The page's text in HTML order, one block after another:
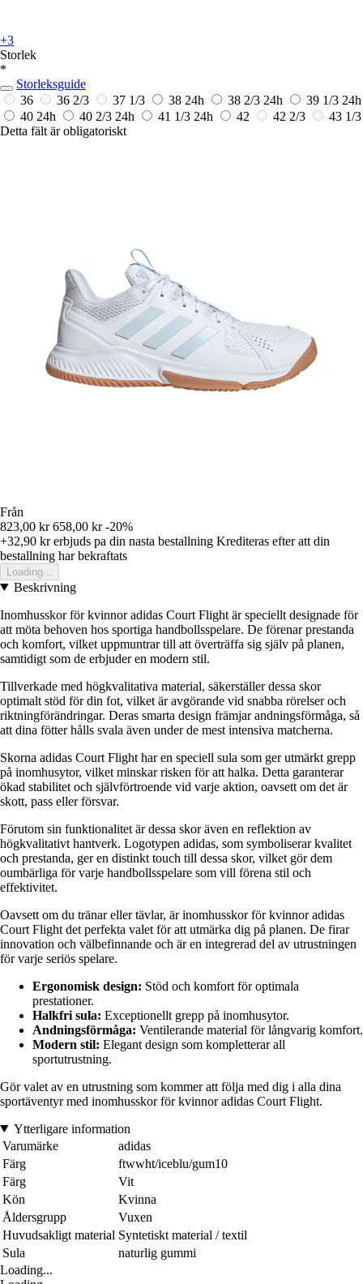
+3
Storlek
*
Storleksguide
36
36 2/3 37 1/3 38 24h 38 2/3 24h 39 1/3 24h
40 24h 40 2/3 24h 41 1/3 24h 42 42 2/3
43 1/3
Detta fält är obligatoriskt
Från
823,00 kr 658,00 kr -20%
+32,90 krerbjuds pa din nasta bestallning Krediteras efter att din
bestallning har bekraftats
Loading...
Beskrivning
Inomhusskor för kvinnor adidas Court Flight är speciellt designade för
att möta behoven hos sportiga handbollsspelare. De förenar prestanda
och komfort, vilket uppmuntrar till att överträffa sig själv på planen,
samtidigt som de erbjuder en modern stil.
Tillverkade med högkvalitativa material, säkerställer dessa skor
optimalt stöd för din fot, vilket är avgörande vid snabba rörelser och
riktningförändringar. Deras smarta design främjar andningsförmåga, så
att dina fötter hålls svala även under de mest intensiva matcherna.
Skorna adidas Court Flight har en speciell sula som ger utmärkt grepp
på inomhusytor, vilket minskar risken för att halka. Detta garanterar
ökad stabilitet och självförtroende vid varje aktion, oavsett om det är
skott, pass eller försvar.
Förutom sin funktionalitet är dessa skor även en reflektion av
högkvalitativt hantverk. Logotypen adidas, som symboliserar kvalitet
och prestanda, ger en distinkt touch till dessa skor, vilket gör dem
oumbärliga för varje handbollsspelare som vill förena stil och
effektivitet.
Oavsett om du tränar eller tävlar, är inomhusskor för kvinnor adidas
Court Flight det perfekta valet för att utmärka dig på planen. De firar
innovation och välbefinnande och är en integrerad del av utrustningen
för varje seriös spelare.
Ergonomisk design: Stöd och komfort för optimala
prestationer.
Halkfri sula: Exceptionellt grepp på inomhusytor.
Andningsförmåga: Ventilerande material för långvarig komfort.
Modern stil: Elegant design som kompletterar all
sportutrustning.
Gör valet av en utrustning som kommer att följa med dig i alla dina
sportäventyr med inomhusskor för kvinnor adidas Court Flight.
Ytterligare information
Varumärke
adidas
Färg
ftwwht/iceblu/gum10
Färg
Vit
Kön
Kvinna
Åldersgrupp
Vuxen
Huvudsakligt material Syntetiskt material / textil
Sula
naturlig gummi
Loading...